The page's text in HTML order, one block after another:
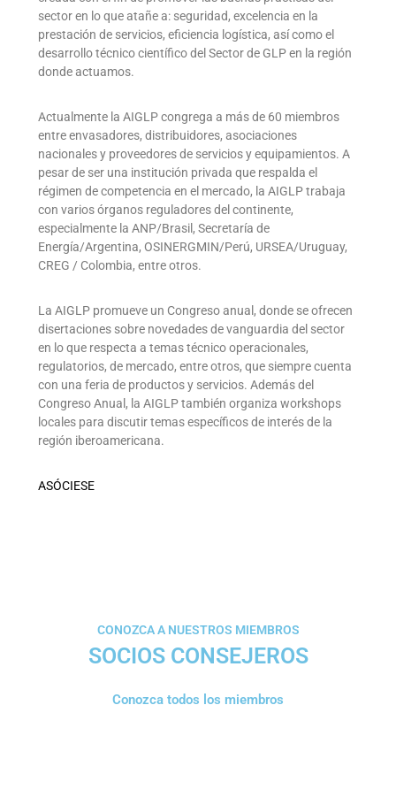
sector en lo que atañe a: seguridad, excelencia en la
prestación de servicios, eficiencia logística, así como el
desarrollo técnico científico del Sector de GLP en la región
donde actuamos.
Actualmente la AIGLP congrega a más de 60 miembros
entre envasadores, distribuidores, asociaciones
nacionales y proveedores de servicios y equipamientos. A
pesar de ser una institución privada que respalda el
régimen de competencia en el mercado, la AIGLP trabaja
con varios órganos reguladores del continente,
especialmente la ANP/Brasil, Secretaría de
Energía/Argentina, OSINERGMIN/Perú, URSEA/Uruguay,
CREG / Colombia, entre otros.
La AIGLP promueve un Congreso anual, donde se ofrecen
disertaciones sobre novedades de vanguardia del sector
en lo que respecta a temas técnico operacionales,
regulatorios, de mercado, entre otros, que siempre cuenta
con una feria de productos y servicios. Además del
Congreso Anual, la AIGLP también organiza workshops
locales para discutir temas específicos de interés de la
región iberoamericana.
ASÓCIESE
CONOZCA A NUESTROS MIEMBROS
SOCIOS CONSEJEROS
Conozca todos los miembros